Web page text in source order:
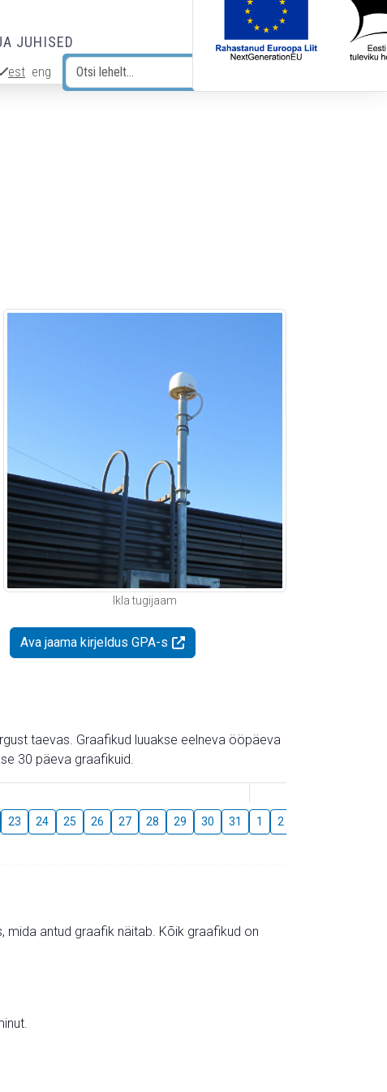
JUHISED
est eng
Ikla tugijaam
Ava jaama kirjeldus GPA-s
taevas. Graafikud luuakse eelneva ööpäeva
30 päeva graafikuid.
23 24 25 26 27 28 29 30 31 1 2
mida antud graafik näitab. Kõik graafikud on